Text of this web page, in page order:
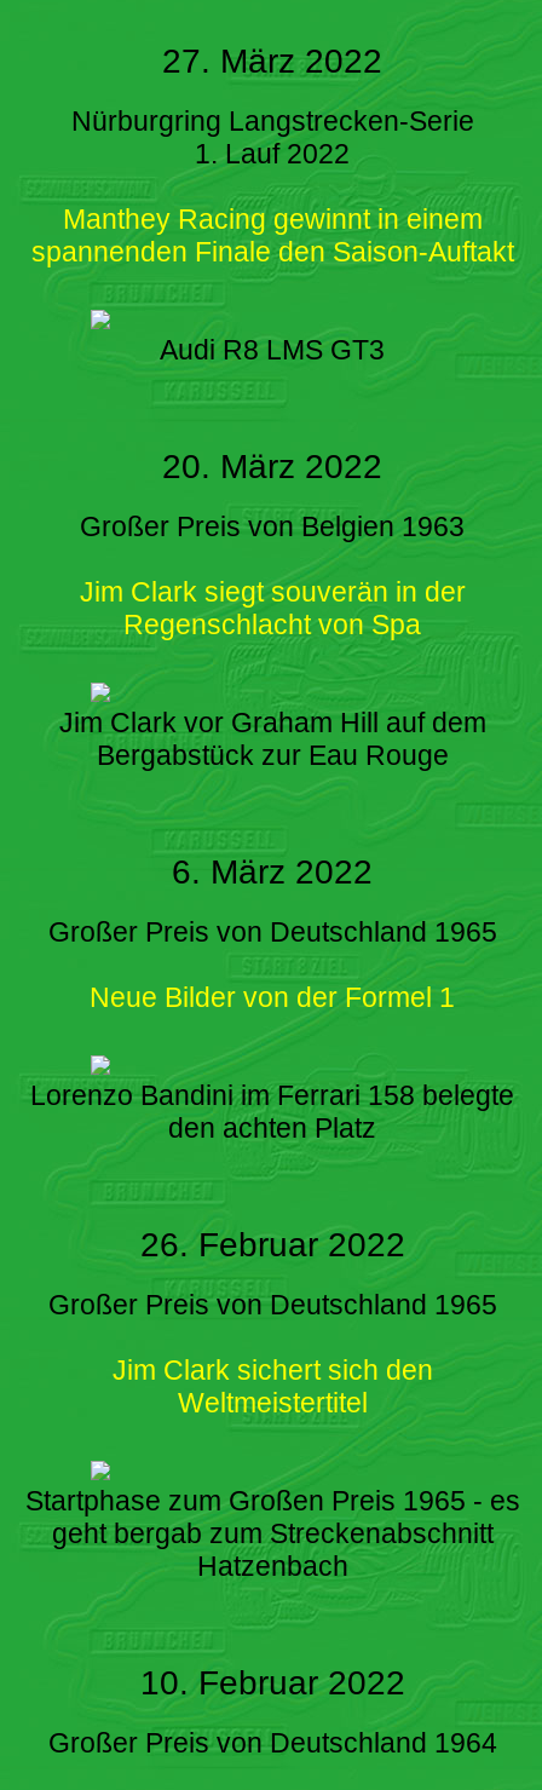
27. März 2022
Nürburgring Langstrecken-Serie
1. Lauf 2022
Manthey Racing gewinnt in einem
spannenden Finale den Saison-Auftakt
Audi R8 LMS GT3
20. März 2022
Großer Preis von Belgien 1963
Jim Clark siegt souverän in der
Regenschlacht von Spa
Jim Clark vor Graham Hill auf dem
Bergabstück zur Eau Rouge
6. März 2022
Großer Preis von Deutschland 1965
Neue Bilder von der Formel 1
Lorenzo Bandini im Ferrari 158 belegte
den achten Platz
26. Februar 2022
Großer Preis von Deutschland 1965
Jim Clark sichert sich den
Weltmeistertitel
Startphase zum Großen Preis 1965 - es
geht bergab zum Streckenabschnitt
Hatzenbach
10. Februar 2022
Großer Preis von Deutschland 1964